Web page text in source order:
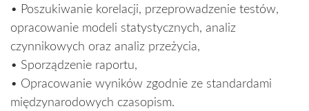
• Poszukiwanie korelacji, przeprowadzenie testów,
opracowanie modeli statystycznych, analiz
czynnikowych oraz analiz przeżycia,
• Sporządzenie raportu,
• Opracowanie wyników zgodnie ze standardami
międzynarodowych czasopism.